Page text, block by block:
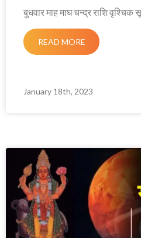
बुधवार माह माघ चन्द्र राशि वृश्चिक
READ MORE
January 18th, 2023